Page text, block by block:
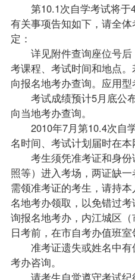
第10.1次自学考试将于
有关事项告知如下，请全
定：
详见附件查询座位号后
考课程、考试时间和地点
向报名地考办查询。应用型
考试成绩预计5月底公
向当地考办查询。
2010年7月第10.4次自
名时间、考试计划届时在
考生须凭准考证和身份
照等）进入考场，两证缺一
需领准考证的考生，请持
名地考办领取，以免错过
询报名地考办，内江城区
日考前，在市自考办值班室
准考证遗失或姓名中有
考办咨询。
请考生自觉遵守考试纪